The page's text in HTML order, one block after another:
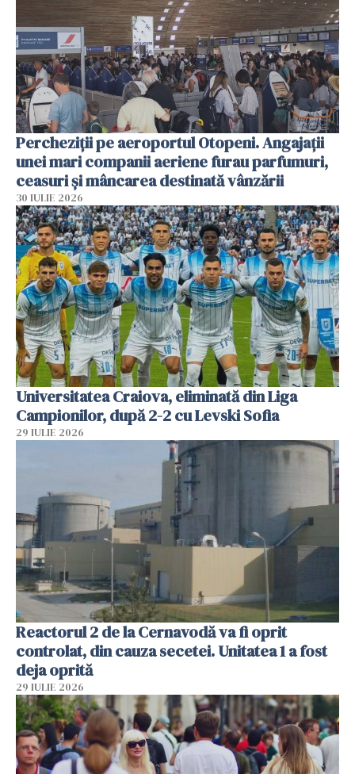
Percheziții pe aeroportul Otopeni. Angajații
unei mari companii aeriene furau parfumuri,
ceasuri și mâncarea destinată vânzării
30 IULIE 2026
Universitatea Craiova, eliminată din Liga
Campionilor, după 2-2 cu Levski Sofia
29 IULIE 2026
Reactorul 2 de la Cernavodă va fi oprit
controlat, din cauza secetei. Unitatea 1 a fost
deja oprită
29 IULIE 2026